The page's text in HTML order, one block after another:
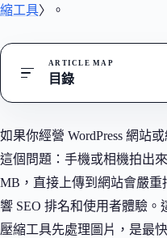
縮工具〉。
ARTICLE MAP
目錄
如果你經營 WordPress 網站
這個問題：手機或相機拍出
MB，直接上傳到網站會嚴重
響 SEO 排名和使用者體驗。
壓縮工具先處理圖片，是最